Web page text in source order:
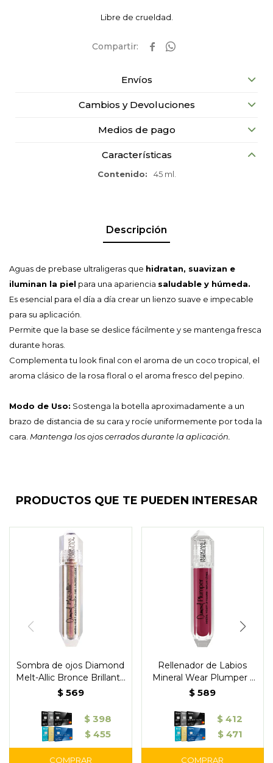
Libre de crueldad.
 
Envíos
Cambios y Devoluciones
Medios de pago
Características
Contenido 45 ml.
Descripción
Aguas de prebase ultraligeras que hidratan, suavizan e
iluminan la piel para una apariencia saludable y húmeda.
Es esencial para el día a día crear un lienzo suave e impecable
para su aplicación.
Permite que la base se deslice fácilmente y se mantenga fresca
durante horas.
Complementa tu look final con el aroma de un coco tropical, el
aroma clásico de la rosa floral o el aroma fresco del pepino.
Modo de Uso: Sostenga la botella aproximadamente a un
brazo de distancia de su cara y rocíe uniformemente por toda la
cara. Mantenga los ojos cerrados durante la aplicación.
PRODUCTOS QUE TE PUEDEN INTERESAR
Sombra de ojos Diamond
Melt-Allic Bronce Brillante
- Physicians
$ 569
$ 398
$ 455
Rellenador de Labios
Mineral Wear Plumper -
Physicians
$ 589
$ 412
$ 471